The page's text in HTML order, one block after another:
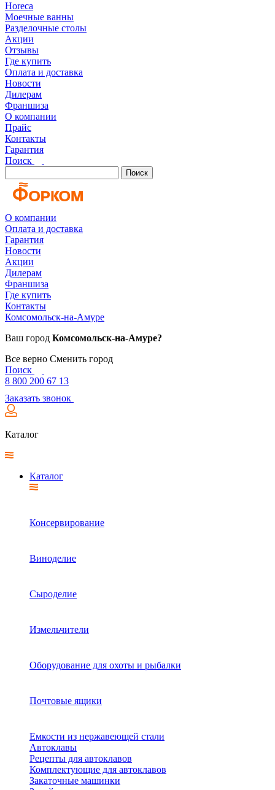
Horeca
Моечные ванны
Разделочные столы
Акции
Отзывы
Где купить
Оплата и доставка
Новости
Дилерам
Франшиза
О компании
Прайс
Контакты
Гарантия
Поиск
Поиск
О компании
Оплата и доставка
Гарантия
Новости
Акции
Дилерам
Франшиза
Где купить
Контакты
Комсомольск-на-Амуре
Ваш город Комсомольск-на-Амуре?
Все верно Сменить город
Поиск
8 800 200 67 13
Заказать звонок
Каталог
Каталог
Консервирование
Виноделие
Сыроделие
Измельчители
Оборудование для охоты и рыбалки
Почтовые ящики
Емкости из нержавеющей стали
Автоклавы
Рецепты для автоклавов
Комплектующие для автоклавов
Закаточные машинки